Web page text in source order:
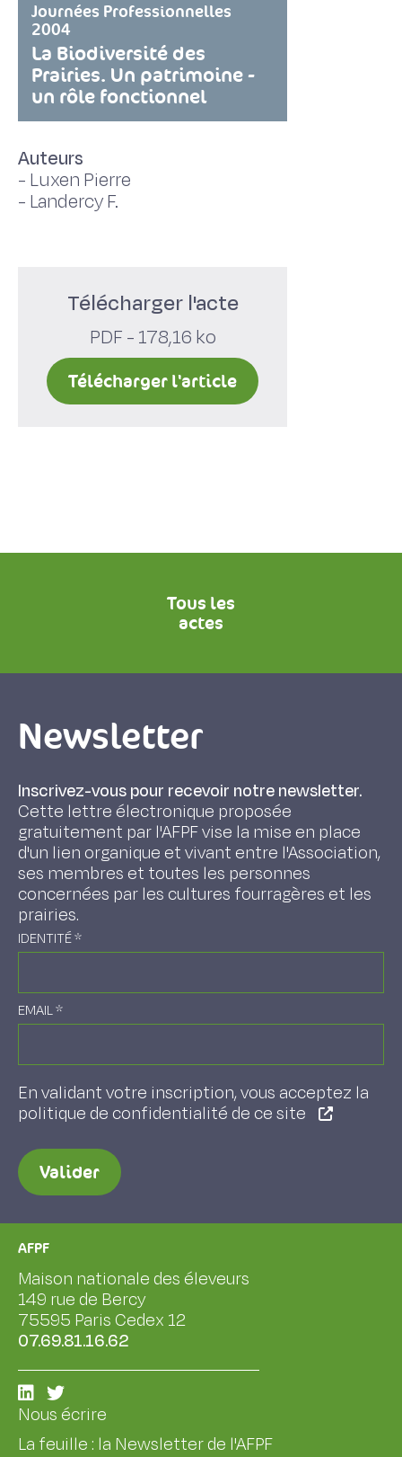
Journées Professionnelles
2004
La Biodiversité des
Prairies. Un patrimoine -
un rôle fonctionnel
Auteurs
- Luxen Pierre
- Landercy F.
Télécharger l'acte
PDF - 178,16 ko
Télécharger l'article
Tous les
actes
Newsletter
Inscrivez-vous pour recevoir notre newsletter.
Cette lettre électronique proposée
gratuitement par l'AFPF vise la mise en place
d'un lien organique et vivant entre l'Association,
ses membres et toutes les personnes
concernées par les cultures fourragères et les
prairies.
IDENTITÉ*
EMAIL*
En validant votre inscription, vous acceptez la
politique de confidentialité de ce site
Valider
AFPF
Maison nationale des éleveurs
149 rue de Bercy
75595 Paris Cedex 12
07.69.81.16.62
Nous écrire
La feuille : la Newsletter de l'AFPF